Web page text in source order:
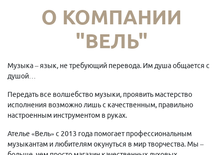
О КОМПАНИИ
"ВЕЛЬ"
Музыка – язык, не требующий перевода. Им душа общается с
душой…
Передать все волшебство музыки, проявить мастерство
исполнения возможно лишь с качественным, правильно
настроенным инструментом в руках.
Ателье «Вель» с 2013 года помогает профессиональным
музыкантам и любителям окунуться в мир творчества. Мы –